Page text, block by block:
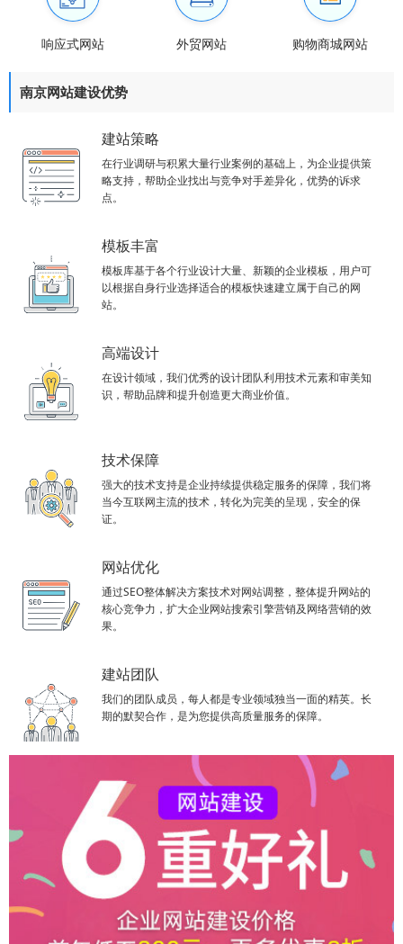
响应式网站 外贸网站 购物商城网站
南京网站建设优势
建站策略
在行业调研与积累大量行业案例的基础上，为企业提供策
略支持，帮助企业找出与竞争对手差异化，优势的诉求
点。
模板丰富
模板库基于各个行业设计大量、新颖的企业模板，用户可
以根据自身行业选择适合的模板快速建立属于自己的网
站。
高端设计
在设计领域，我们优秀的设计团队利用技术元素和审美知
识，帮助品牌和提升创造更大商业价值。
技术保障
强大的技术支持是企业持续提供稳定服务的保障，我们将
当今互联网主流的技术，转化为完美的呈现，安全的保
证。
网站优化
通过SEO整体解决方案技术对网站调整，整体提升网站的
核心竞争力，扩大企业网站搜索引擎营销及网络营销的效
果。
建站团队
我们的团队成员，每人都是专业领域独当一面的精英。长
期的默契合作，是为您提供高质量服务的保障。